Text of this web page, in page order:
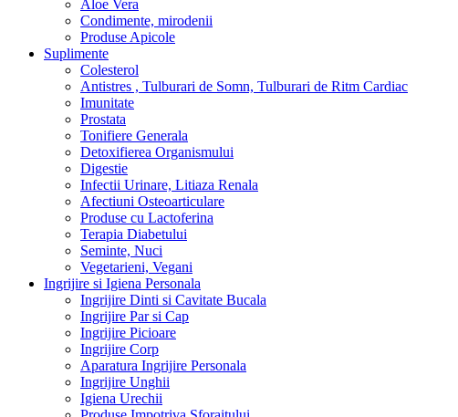
Aloe Vera
Condimente, mirodenii
Produse Apicole
Suplimente
Colesterol
Antistres , Tulburari de Somn, Tulburari de Ritm Cardiac
Imunitate
Prostata
Tonifiere Generala
Detoxifierea Organismului
Digestie
Infectii Urinare, Litiaza Renala
Afectiuni Osteoarticulare
Produse cu Lactoferina
Terapia Diabetului
Seminte, Nuci
Vegetarieni, Vegani
Ingrijire si Igiena Personala
Ingrijire Dinti si Cavitate Bucala
Ingrijire Par si Cap
Ingrijire Picioare
Ingrijire Corp
Aparatura Ingrijire Personala
Ingrijire Unghii
Igiena Urechii